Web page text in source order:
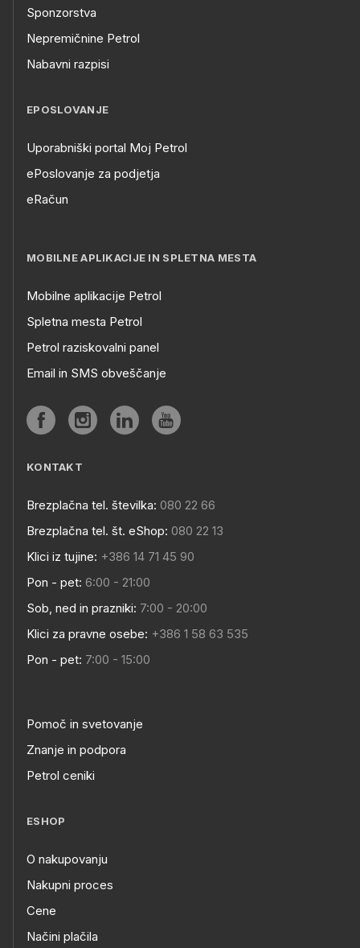
Sponzorstva
Nepremičnine Petrol
Nabavni razpisi
EPOSLOVANJE
Uporabniški portal Moj Petrol
ePoslovanje za podjetja
eRačun
MOBILNE APLIKACIJE IN SPLETNA MESTA
Mobilne aplikacije Petrol
Spletna mesta Petrol
Petrol raziskovalni panel
Email in SMS obveščanje
KONTAKT
Brezplačna tel. številka: 080 22 66
Brezplačna tel. št. eShop: 080 22 13
Klici iz tujine: +386 14 71 45 90
Pon - pet: 6:00 - 21:00
Sob, ned in prazniki: 7:00 - 20:00
Klici za pravne osebe: +386 1 58 63 535
Pon - pet: 7:00 - 15:00
Pomoč in svetovanje
Znanje in podpora
Petrol ceniki
ESHOP
O nakupovanju
Nakupni proces
Cene
Načini plačila